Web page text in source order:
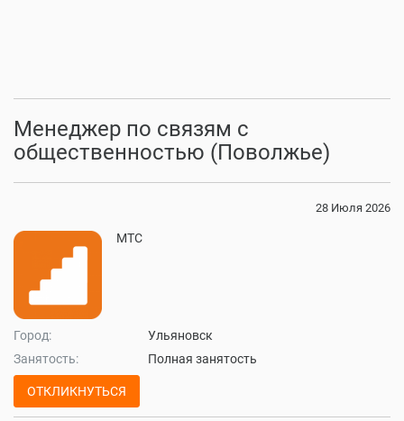
Менеджер по связям с
общественностью (Поволжье)
28 Июля 2026
МТС
Город:
Ульяновск
Занятость:
Полная занятость
ОТКЛИКНУТЬСЯ